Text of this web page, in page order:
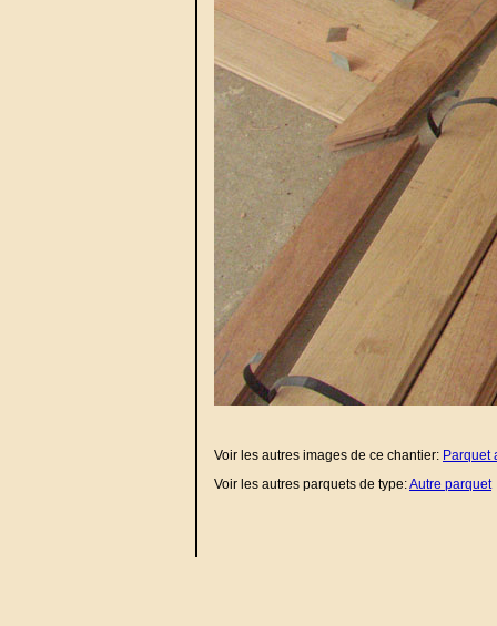
Voir les autres images de ce chantier: Parquet
Voir les autres parquets de type:Autre parquet